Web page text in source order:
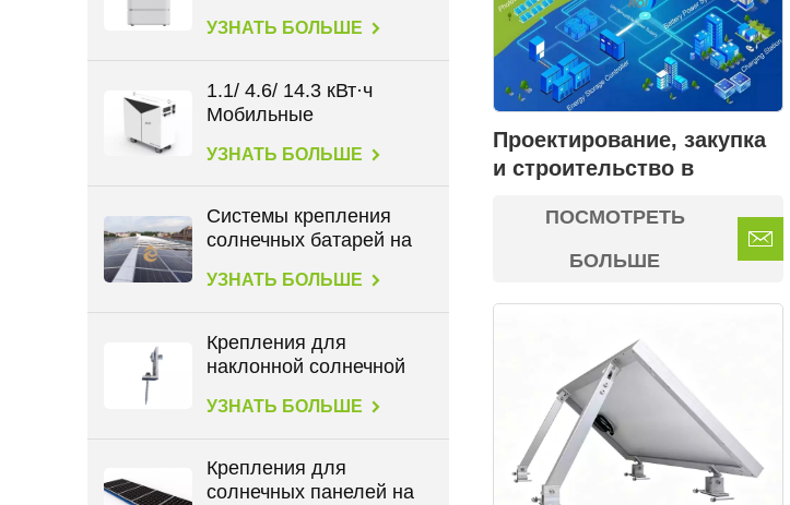
Проектирование, закупка
и строительство в
ПОСМОТРЕТЬ
БОЛЬШЕ
большой емкости 2,3
УЗНАТЬ БОЛЬШЕ
1.1/ 4.6/ 14.3 кВт·ч
Мобильные
УЗНАТЬ БОЛЬШЕ
Системы крепления
солнечных батарей на
УЗНАТЬ БОЛЬШЕ
Крепления для
наклонной солнечной
опорами
УЗНАТЬ БОЛЬШЕ
Крепления для
солнечных панелей на